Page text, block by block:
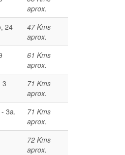
aprox.
24
47 Kms
aprox.
61 Kms
aprox.
3
71 Kms
aprox.
3a.
71 Kms
aprox.
72 Kms
aprox.